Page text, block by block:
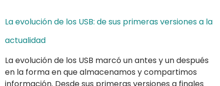
La evolución de los USB: de sus primeras versiones a la
actualidad
La evolución de los USB marcó un antes y un después
en la forma en que almacenamos y compartimos
información. Desde sus primeras versiones a finales